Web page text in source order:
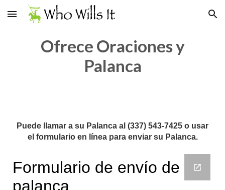
Skip to main content Skip to navigation
Ofrece Oraciones y
Palanca
Puede llamar a su Palanca al (337) 543-7425 o usar
el formulario en línea para enviar su Palanca.